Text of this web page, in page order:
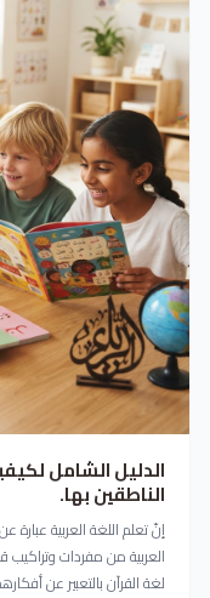
الدليل الشامل
الناطقين بها.
إنّ تعلم اللغة العربية
العربية من مفردات
لغة القرآن بالتعبير عن